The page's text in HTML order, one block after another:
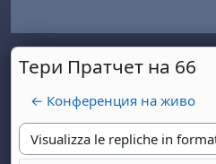
Тери Пратчет на 66
← Конференция на живо
Modalità visualizzazione